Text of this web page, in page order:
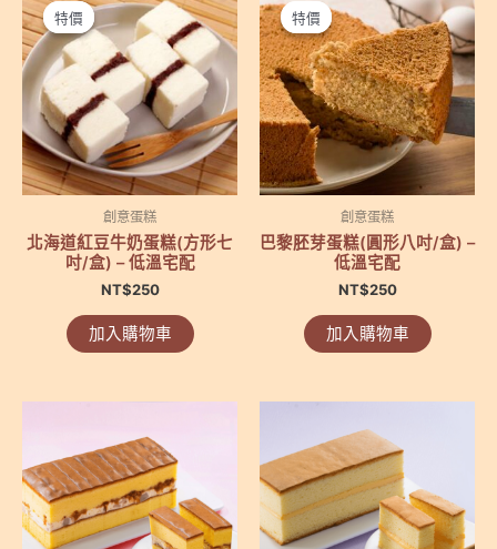
特價
特價
創意蛋糕
北海道紅豆牛奶蛋糕(方形七
吋/盒) – 低溫宅配
NT$250
加入購物車
特價
特價
創意蛋糕
巴黎胚芽蛋糕(圓形八吋/盒) –
低溫宅配
NT$250
加入購物車